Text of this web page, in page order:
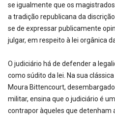
se igualmente que os
a tradição republicana da
se de expressar publicamente
julgar, em respeito à lei orgânica
O judiciário há de defender a
como súdito da lei. Na sua
Moura Bittencourt,
militar, ensina que o judiciário é
contrapor àqueles que detenham